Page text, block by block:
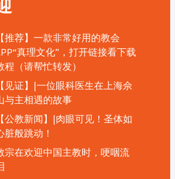
【推荐】一款非常好用的教会
真理文化”，打开链接看下载
程（请帮忙转发）
【见证】|一位眼科医生在上海佘
与主相遇的故事
【公教新闻】|肉眼可见！圣体如
脏般跳动！
宗在欢迎中国主教时，哽咽流